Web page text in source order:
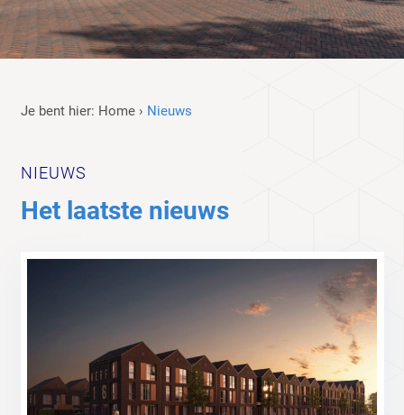
Je bent hier: Home› Nieuws
NIEUWS
Het laatste nieuws